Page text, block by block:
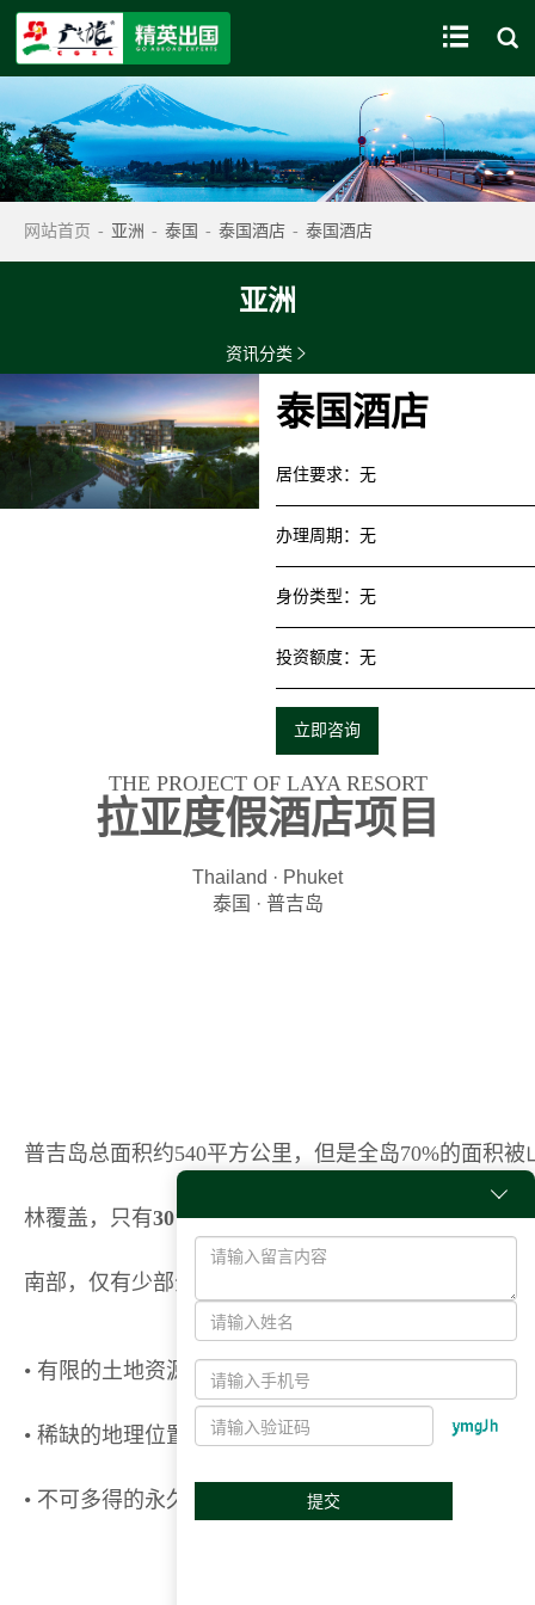
 
网站首页 - 亚洲 - 泰国 - 泰国酒店 - 泰国酒店
亚洲
资讯分类 
泰国酒店
居住要求： 无
办理周期 ： 无
身份类型 ： 无
投资额度： 无
立即咨询
THE PROJECT OF LAYA RESORT
拉亚度假酒店项目
Thailand · Phuket
泰国 · 普吉岛
普吉岛总面积约540平方公里，但是全岛70%的面积被
林覆盖，只有30%的平原可用于开发，而且主要集中
南部，仅有少部分在北部；
• 有限的土地资源
• 稀缺的地理位置
• 不可多得的永久产权项目

提交